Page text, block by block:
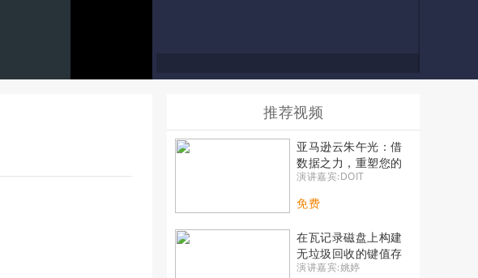
推荐视频
亚马逊云朱午光：借
数据之力，重塑您的
业务
演讲嘉宾:DOIT
免费
在瓦记录磁盘上构建
无垃圾回收的键值存
储系统
演讲嘉宾:姚婷